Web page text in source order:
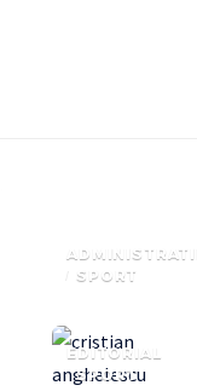
SPORT
EDITORIAL
SPORT